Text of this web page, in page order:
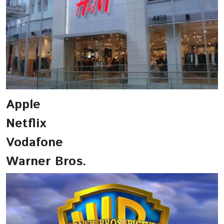
Apple
Netflix
Vodafone
Warner Bros.